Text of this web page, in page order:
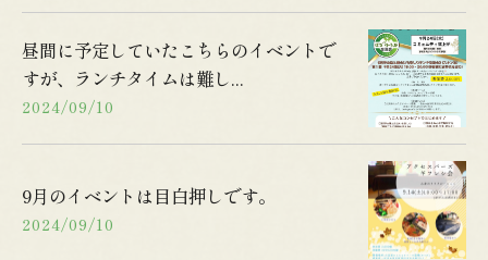
昼間に予定していたこちらのイベントで
すが、ランチタイムは難し...
2024/09/10
9月のイベントは目白押しです。
2024/09/10